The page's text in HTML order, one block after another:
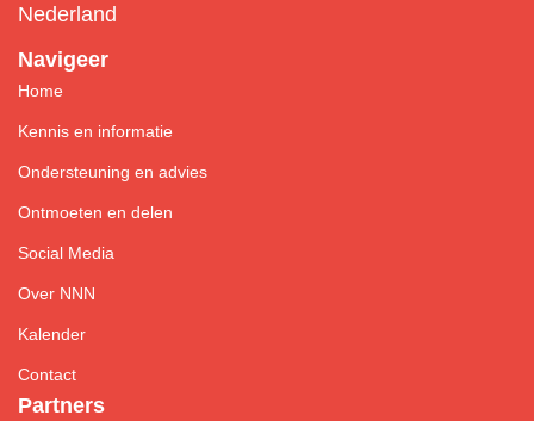
Nederland
Navigeer
Home
Kennis en informatie
Ondersteuning en advies
Ontmoeten en delen
Social Media
Over NNN
Kalender
Contact
Partners